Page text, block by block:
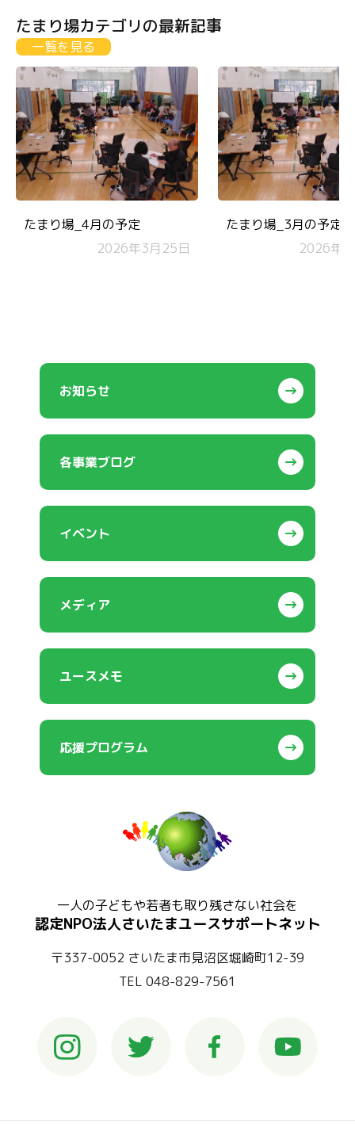
たまり場カテゴリの最新記事
一覧を見る
たまり場_4月の予定
2026年3月25日
たまり場_3月の予定
2026年2
お知らせ
各事業ブログ
イベント
メディア
ユースメモ
応援プログラム
一人の子どもや若者も取り残さない社会を
認定NPO法人さいたまユースサポートネット
〒337-0052 さいたま市見沼区堀崎町12-39
TEL 048-829-7561